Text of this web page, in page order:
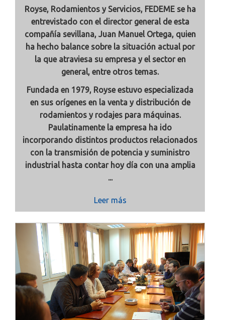
Royse, Rodamientos y Servicios, FEDEME se ha
entrevistado con el director general de esta
compañía sevillana, Juan Manuel Ortega, quien
ha hecho balance sobre la situación actual por
la que atraviesa su empresa y el sector en
general, entre otros temas.
Fundada en 1979, Royse estuvo especializada
en sus orígenes en la venta y distribución de
rodamientos y rodajes para máquinas.
Paulatinamente la empresa ha ido
incorporando distintos productos relacionados
con la transmisión de potencia y suministro
industrial hasta contar hoy día con una amplia
...
Leer más